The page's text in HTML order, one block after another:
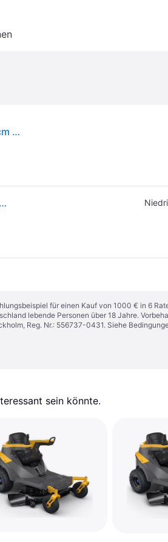
Texas Akku-Rasentraktor Zero Turn Epsilon ZT10700Li 107 cm 72 V
Texas Akku-Rasentraktor Zero Turn Epsilon ZT10700Li 107 cm 72 V
für einen Kauf von 1000 € in 6
lebende Personen über 18 Jahre.
Reg. Nr.: 556737-0431. Siehe
sein könnte.